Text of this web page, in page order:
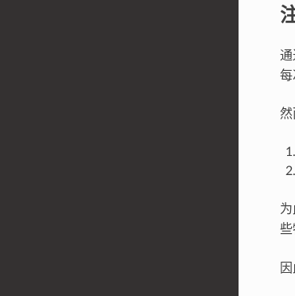
通
每
然
些